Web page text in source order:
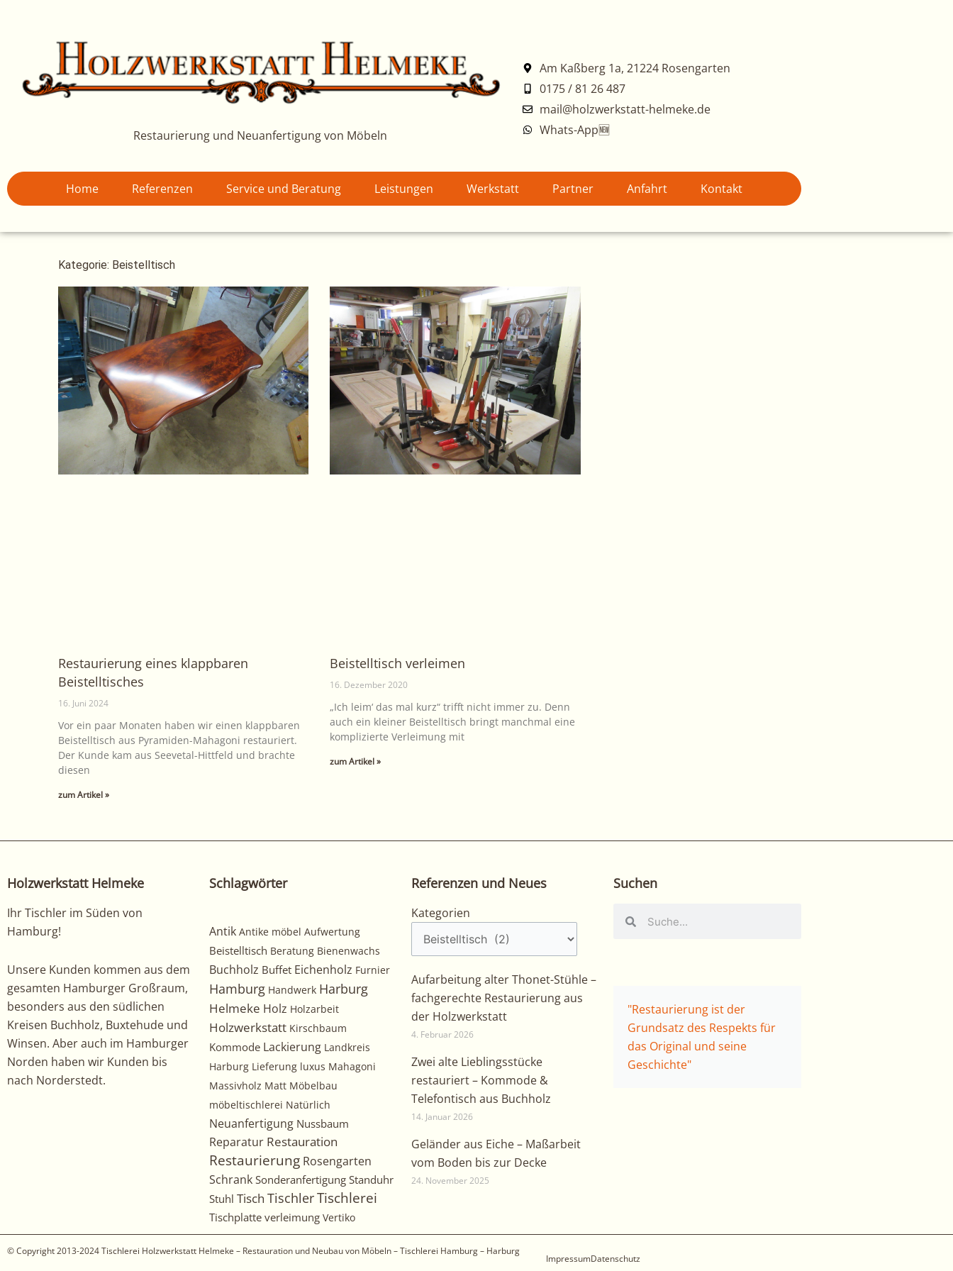
Restaurierung und Neuanfertigung von Möbeln
Am Kaßberg 1a, 21224 Rosengarten
0175 / 81 26 487
mail@holzwerkstatt-helmeke.de
Whats-App🆕
Home Referenzen Service und Beratung Leistungen Werkstatt Partner Anfahrt Kontakt
Kategorie: Beistelltisch
Restaurierung eines klappbaren
Beistelltisches
16. Juni 2024
Vor ein paar Monaten haben wir einen klappbaren
Beistelltisch aus Pyramiden-Mahagoni restauriert.
Der Kunde kam aus Seevetal-Hittfeld und brachte
diesen
zum Artikel »
Beistelltisch verleimen
16. Dezember 2020
„Ich leim‘ das mal kurz“ trifft nicht immer zu. Denn
auch ein kleiner Beistelltisch bringt manchmal eine
komplizierte Verleimung mit
zum Artikel »
Holzwerkstatt Helmeke
Ihr Tischler im Süden von
Hamburg!
Unsere Kunden kommen aus dem
gesamten Hamburger Großraum,
besonders aus den südlichen
Kreisen Buchholz, Buxtehude und
Winsen. Aber auch im Hamburger
Norden haben wir Kunden bis
nach Norderstedt.
Schlagwörter
Antik Antike möbel Aufwertung
Beistelltisch Beratung Bienenwachs
Buchholz Buffet Eichenholz Furnier
Hamburg Handwerk Harburg
Helmeke Holz Holzarbeit
Holzwerkstatt Kirschbaum
Kommode Lackierung Landkreis
Harburg Lieferung luxus Mahagoni
Massivholz Matt Möbelbau
möbeltischlerei Natürlich
Neuanfertigung Nussbaum
Reparatur Restauration
Restaurierung Rosengarten
Schrank Sonderanfertigung Standuhr
Stuhl Tisch TischlerTischlerei
Tischplatte verleimung Vertiko
Referenzen und Neues
Kategorien
Kategorien
Aufarbeitung alter Thonet-Stühle –
fachgerechte Restaurierung aus
der Holzwerkstatt
4. Februar 2026
Zwei alte Lieblingsstücke
restauriert – Kommode &
Telefontisch aus Buchholz
14. Januar 2026
Geländer aus Eiche – Maßarbeit
vom Boden bis zur Decke
24. November 2025
Suchen
"Restaurierung ist der
Grundsatz des Respekts für
das Original und seine
Geschichte"
© Copyright 2013-2024Tischlerei Holzwerkstatt Helmeke – Restauration und Neubau von Möbeln – Tischlerei Hamburg – Harburg
ImpressumDatenschutz